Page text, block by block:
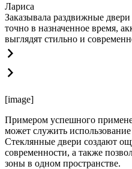
Лариса
Заказывала раздвижные
точно в назначенное время,
выглядят стильно и
[image]
Примером успешного
может служить
Стеклянные двери создают
современности, а также
зоны в одном пространстве.